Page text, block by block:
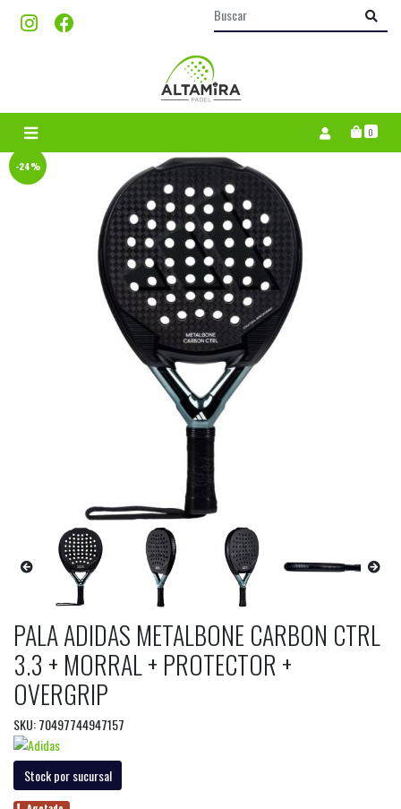
0
-24%
PALA ADIDAS METALBONE CARBON CTRL
3.3 + MORRAL + PROTECTOR +
OVERGRIP
SKU: 70497744947157
Stock por sucursal